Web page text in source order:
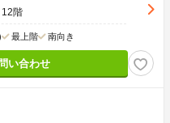
12階
最上階 南向き
い合わせ